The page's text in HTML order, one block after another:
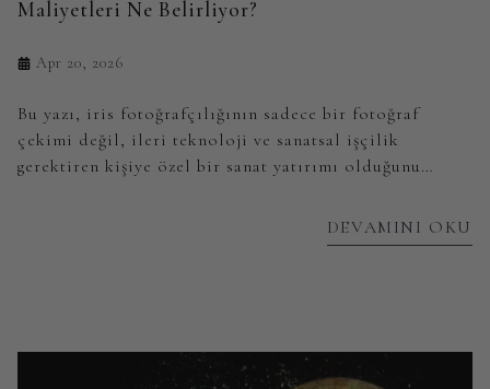
Maliyetleri Ne Belirliyor?
Apr 20, 2026
Bu yazı, iris fotoğrafçılığının sadece bir fotoğraf
çekimi değil, ileri teknoloji ve sanatsal işçilik
gerektiren kişiye özel bir sanat yatırımı olduğunu
(Türkiye özelinde yaklaşık 1.500 TL - 6.000 TL+)
değiştiğini; kullanılan 150.000 TL’lik profesyonel
hatıra sunar; ancak profesyonel bir hizmet, gözünüzün
biyometrik eşsizliğini ömür boyu saklanacak müze
DEVAMINI OKU